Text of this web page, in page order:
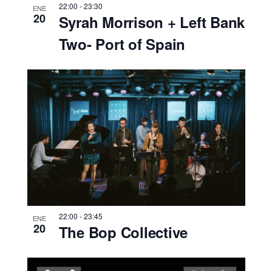
ENE
20
22:00 -23:30
Syrah Morrison + Left Bank
Two- Port of Spain
ENE
20
22:00 -23:45
The Bop Collective